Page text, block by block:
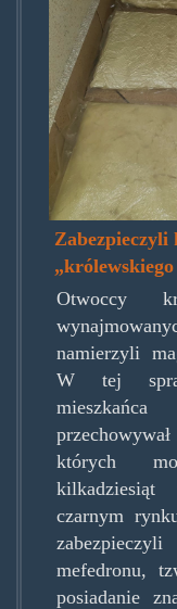
Otwoccy
namierzyli
W tej
których
czarnym
mefedronu,
posiadanie